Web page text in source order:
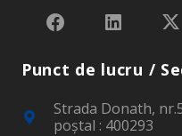
Punct de lucru /
Strada Donath,
poştal : 400293